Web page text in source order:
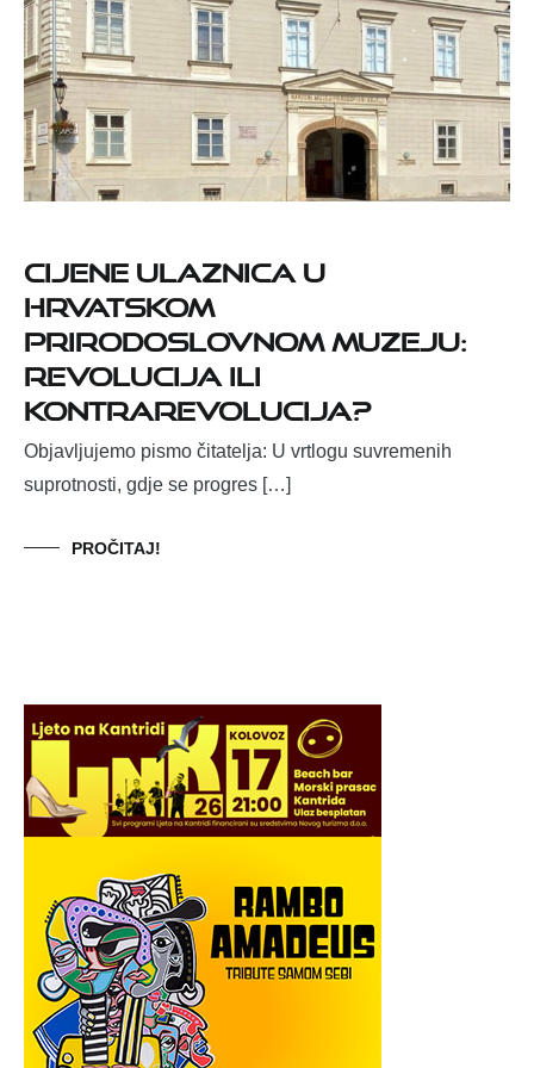
Cijene ulaznica u
Hrvatskom
prirodoslovnom muzeju:
Revolucija ili
kontrarevolucija?
Objavljujemo pismo čitatelja: U vrtlogu suvremenih
suprotnosti, gdje se progres […]
PROČITAJ!